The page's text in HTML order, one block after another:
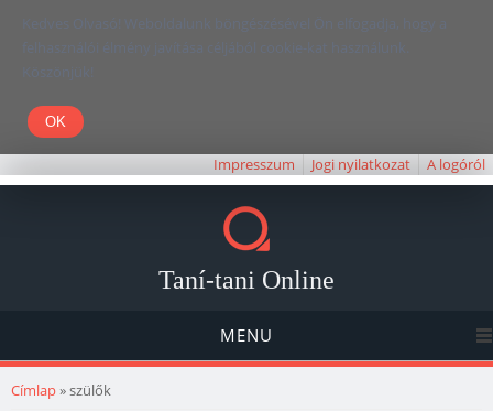
Kedves Olvasó! Weboldalunk böngészésével Ön elfogadja, hogy a
felhasználói élmény javítása céljából cookie-kat használunk.
Köszönjük!
Impresszum Jogi nyilatkozat A logóról
Taní-tani Online
MENU
Jelenlegi hely
Címlap» szülők